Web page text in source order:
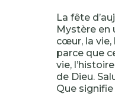
La fête
Mystère en
cœur, la vie,
parce que
vie,
de Dieu.
Que